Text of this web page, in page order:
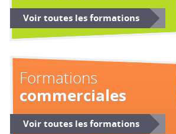
Voir toutes les formations
Formations
commerciales
Voir toutes les formations